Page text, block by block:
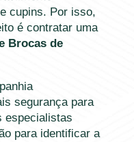
cupins. Por isso,
é contratar uma
Brocas de
segurança para
especialistas
para identificar a